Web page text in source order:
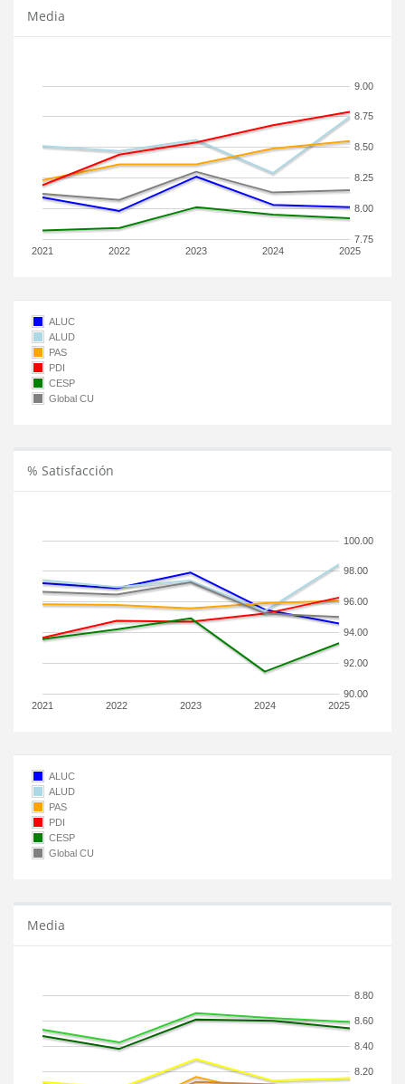
Media
2021 2022 2023 2024 2025
7.75
8.00
8.25
8.50
8.75
9.00
ALUC
ALUD
PAS
PDI
CESP
Global CU
% Satisfacción
2021 2022 2023 2024 2025
90.00
92.00
94.00
96.00
98.00
100.00
ALUC
ALUD
PAS
PDI
CESP
Global CU
Media
8.20
8.40
8.60
8.80